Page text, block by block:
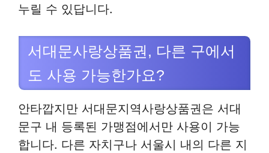
누릴 수 있답니다.
서대문사랑상품권, 다른 구에서
도 사용 가능한가요?
안타깝지만 서대문지역사랑상품권은 서대
문구 내 등록된 가맹점에서만 사용이 가능
합니다. 다른 자치구나 서울시 내의 다른 지